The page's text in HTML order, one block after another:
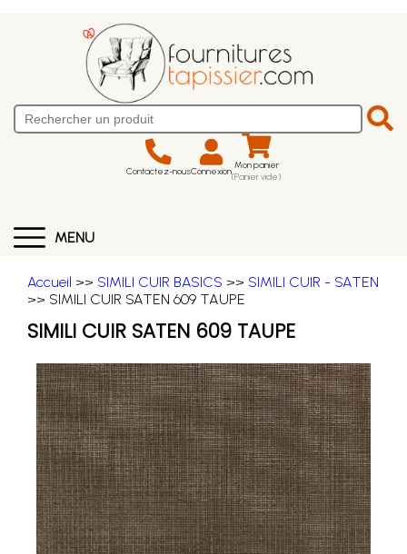
Contactez-nousConnexion Mon panier
(Panier vide)
MENU
Accueil >> SIMILI CUIR BASICS >> SIMILI CUIR - SATEN
>> SIMILI CUIR SATEN 609 TAUPE
SIMILI CUIR SATEN 609 TAUPE